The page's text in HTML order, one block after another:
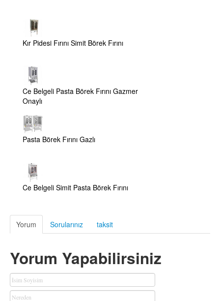
Kır Pidesi Fırını Simit Börek Fırını
Ce Belgeli Pasta Börek Fırını Gazmer
Onaylı
Pasta Börek Fırını Gazlı
Ce Belgeli Simit Pasta Börek Fırını
Yorum Sorularınız taksit
Yorum Yapabilirsiniz